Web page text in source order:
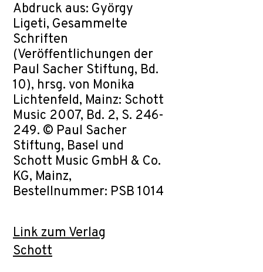
Abdruck aus: György
Ligeti, Gesammelte
Schriften
(Veröffentlichungen der
Paul Sacher Stiftung, Bd.
10), hrsg. von Monika
Lichtenfeld, Mainz: Schott
Music 2007, Bd. 2, S. 246-
249. © Paul Sacher
Stiftung, Basel und
Schott Music GmbH & Co.
KG, Mainz,
Bestellnummer: PSB 1014
Link zum Verlag
Schott